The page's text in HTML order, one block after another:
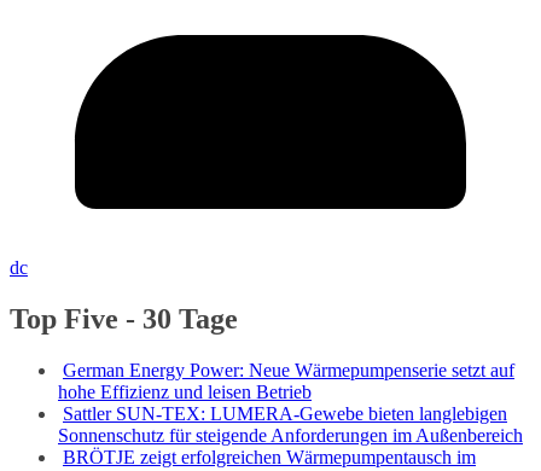
dc
Top Five - 30 Tage
German Energy Power: Neue Wärmepumpenserie setzt auf
hohe Effizienz und leisen Betrieb
Sattler SUN-TEX: LUMERA-Gewebe bieten langlebigen
Sonnenschutz für steigende Anforderungen im Außenbereich
BRÖTJE zeigt erfolgreichen Wärmepumpentausch im